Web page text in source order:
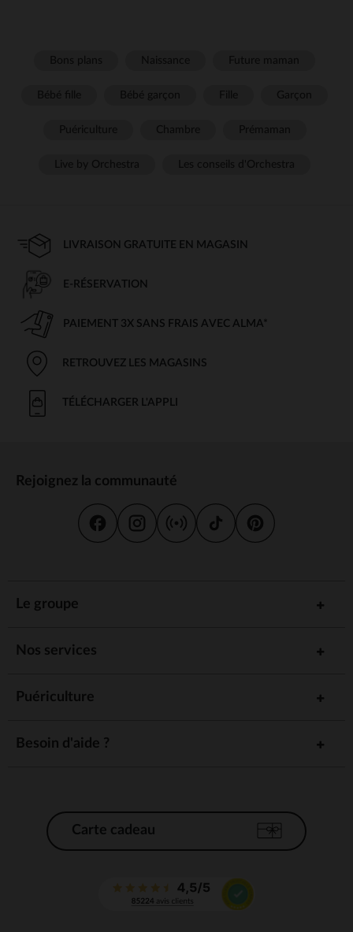
LIVRAISON GRATUITE EN MAGASIN
E-RÉSERVATION
PAIEMENT 3X SANS FRAIS AVEC ALMA*
RETROUVEZ LES MAGASINS
TÉLÉCHARGER L'APPLI
Rejoignez la communauté
Le groupe
Nos services
Puériculture
Besoin d'aide ?
Carte cadeau